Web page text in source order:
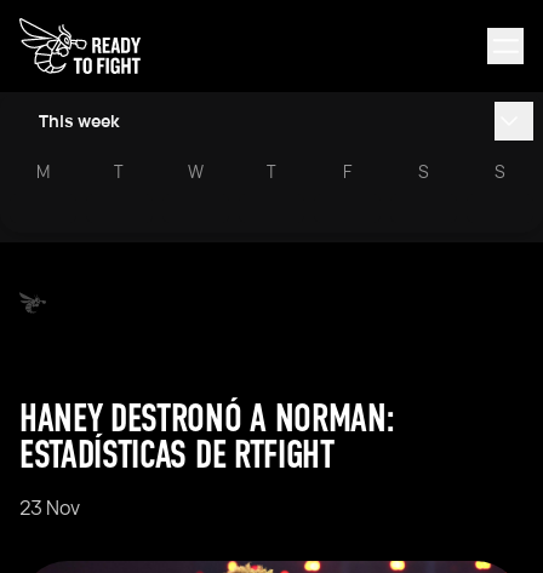
This week
M T W T F S S
HANEY DESTRONÓ A NORMAN:
ESTADÍSTICAS DE RTFIGHT
23 Nov